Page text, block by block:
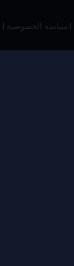
سياسة الخصوصية